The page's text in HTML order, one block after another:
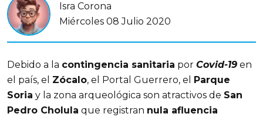
Isra Corona
Miércoles 08 Julio 2020
Debido a la contingencia sanitaria por Covid-19 en
el país, el Zócalo, el Portal Guerrero, el
Parque
Soria y la zona arqueológica son atractivos de San
Pedro Cholula que registran nula afluencia